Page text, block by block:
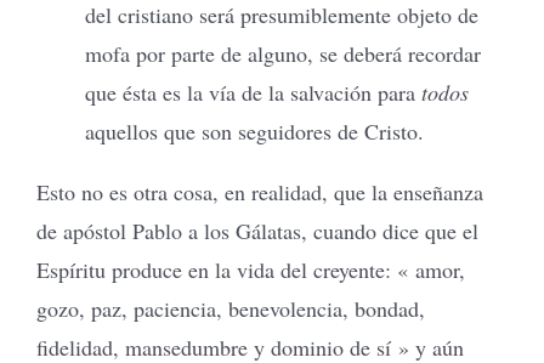
del cristiano será presumiblemente objeto de
mofa por parte de alguno, se deberá recordar
que ésta es la vía de la salvación para todos
aquellos que son seguidores de Cristo.
Esto no es otra cosa, en realidad, que la enseñanza
de apóstol Pablo a los Gálatas, cuando dice que el
Espíritu produce en la vida del creyente: « amor,
gozo, paz, paciencia, benevolencia, bondad,
fidelidad, mansedumbre y dominio de sí » y aún